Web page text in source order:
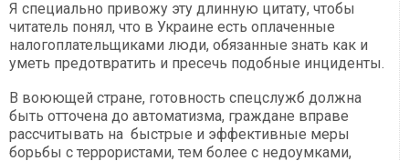
Я специально привожу эту длинную цитату, чтобы
читатель понял, что в Украине есть оплаченные
налогоплательщиками люди, обязанные знать как и
уметь предотвратить и пресечь подобные инциденты.
В воюющей стране, готовность спецслужб должна
быть отточена до автоматизма, граждане вправе
рассчитывать на быстрые и эффективные меры
борьбы с террористами, тем более с недоумками,